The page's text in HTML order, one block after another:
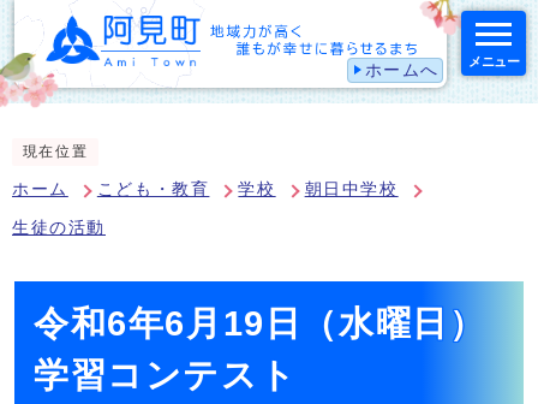
ホームへ メニュー
現在位置
ホーム こども・教育 学校 朝日中学校
生徒の活動
令和6年6月19日（水曜日）
学習コンテスト